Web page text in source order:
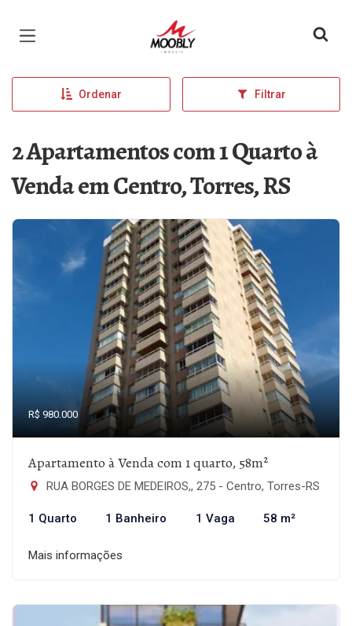
Página inicial
Ordenar Filtrar
2 Apartamentos com 1 Quarto à
Venda em Centro, Torres, RS
R$ 980.000
Apartamento à Venda com 1 quarto, 58m²
RUA BORGES DE MEDEIROS,, 275 - Centro, Torres-RS
1 Quarto 1 Banheiro 1 Vaga 58 m²
Mais informações